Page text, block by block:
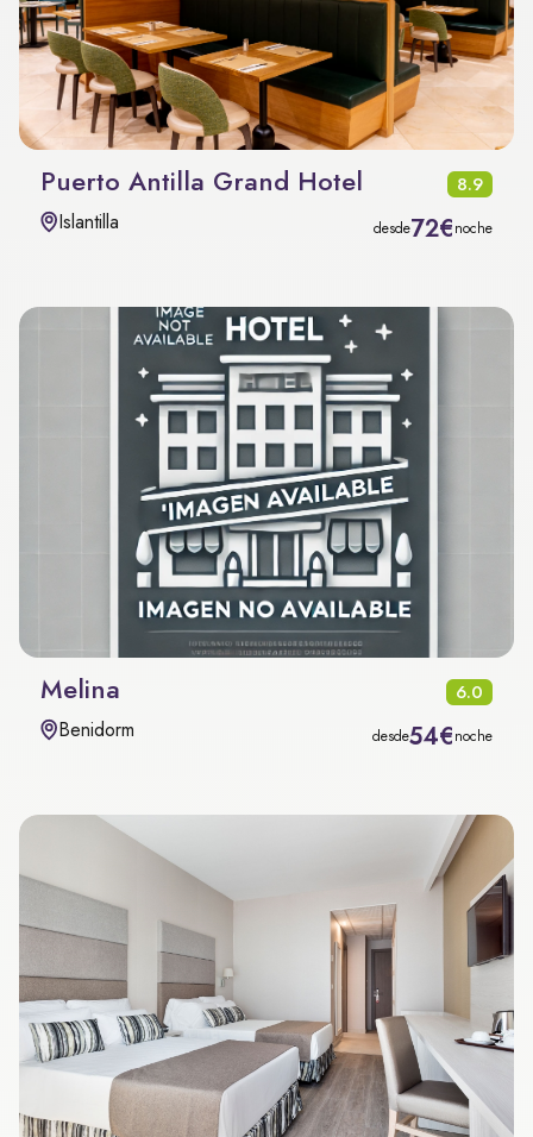
Puerto Antilla Grand Hotel 8.9
Islantilla desde72€noche
Melina 6.0
Benidorm desde54€noche